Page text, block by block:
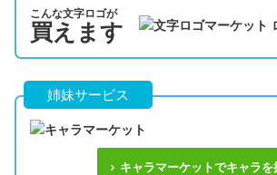
こんな文字ロゴが
買えます
姉妹サービス
キャラマーケットでキャラを